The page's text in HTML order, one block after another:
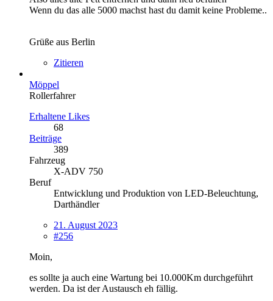
Wenn du das alle 5000 machst hast du damit keine Probleme..
Grüße aus Berlin
Zitieren
Möppel
Rollerfahrer
Erhaltene Likes
68
Beiträge
389
Fahrzeug
X-ADV 750
Beruf
Entwicklung und Produktion von LED-Beleuchtung,
Darthändler
21. August 2023
#256
Moin,
es sollte ja auch eine Wartung bei 10.000Km durchgeführt
werden. Da ist der Austausch eh fällig.